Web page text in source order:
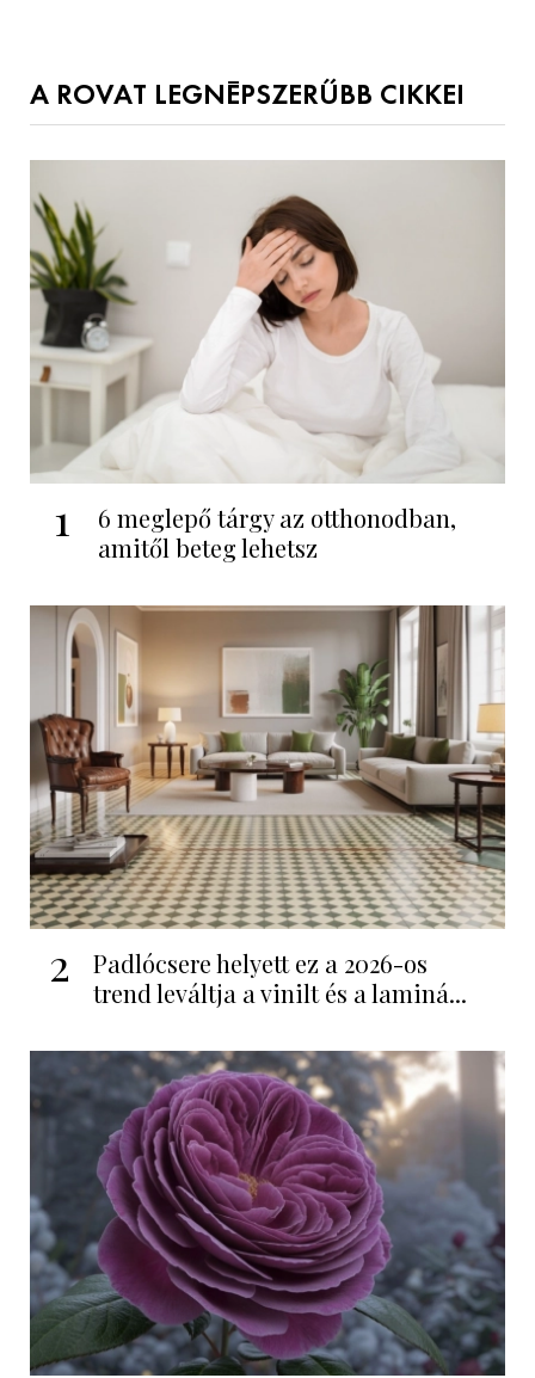
A ROVAT LEGNÉPSZERŰBB CIKKEI
1
6 meglepő tárgy az otthonodban,
amitől beteg lehetsz
2
Padlócsere helyett ez a 2026-os
trend leváltja a vinilt és a laminá...